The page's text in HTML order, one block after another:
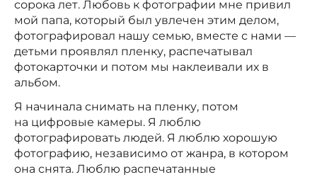
сорока лет. Любовь к фотографии мне привил
мой папа, который был увлечен этим делом,
фотографировал нашу семью, вместе с нами —
детьми проявлял пленку, распечатывал
фотокарточки и потом мы наклеивали их в
альбом.
Я начинала снимать на пленку, потом
на цифровые камеры. Я люблю
фотографировать людей. Я люблю хорошую
фотографию, независимо от жанра, в котором
она снята. Люблю распечатанные